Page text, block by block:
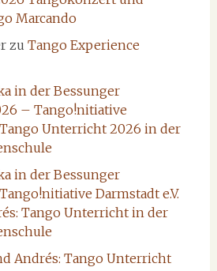
Marcando
zu Tango Experience
in der Bessunger
– Tango!nitiative
Tango Unterricht 2026 in der
in der Bessunger
Darmstadt e.V.
Tango Unterricht in der
Andrés: Tango Unterricht